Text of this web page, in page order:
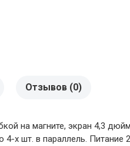
Отзывов (0)
на магните, экран 4,3
4-х шт. в параллель. Питание